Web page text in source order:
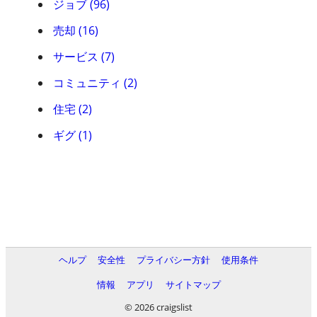
ジョブ (96)
売却 (16)
サービス (7)
コミュニティ (2)
住宅 (2)
ギグ (1)
ヘルプ 安全性 プライバシー方針
使用条件
情報
アプリ
サイトマップ
© 2026 craigslist